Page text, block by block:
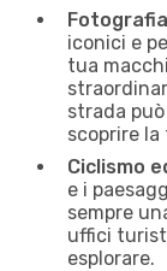
iconici e
tua
strada
scoprire
Ciclismo
e i
sempre
uffici
esplorare.